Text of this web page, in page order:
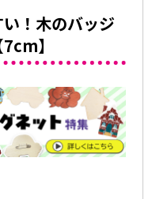
！木のバッジ
】